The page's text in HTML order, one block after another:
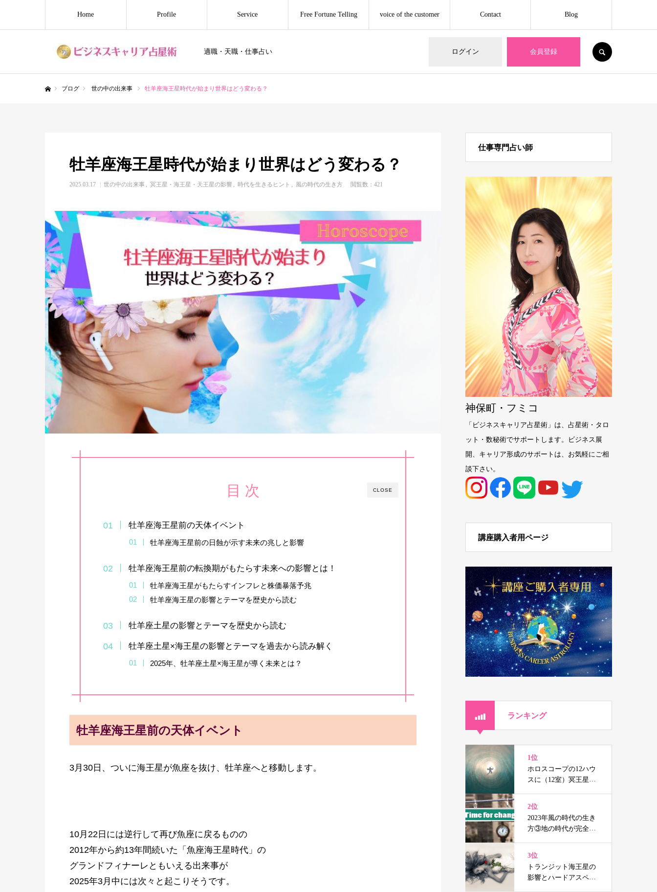
適職・天職・仕事占い ログイン 会員登録
Home Profile Service Free Fortune Telling voice of the customer Contact Blog
ブログ 世の中の出来事 牡羊座海王星時代が始まり世界はどう変わる？
牡羊座海王星時代が始まり世界はどう変わる？
2025.03.17 世の中の出来事 冥王星・海王星・天王星の影響 時代を生きるヒント 風の時代の生き方 閲覧数：421
CLOSE
目 次
牡羊座海王星前の天体イベント
牡羊座海王星前の日蝕が示す未来の兆しと影響
牡羊座海王星前の転換期がもたらす未来への影響とは！
牡羊座海王星がもたらすインフレと株価暴落予兆
牡羊座海王星の影響とテーマを歴史から読む
牡羊座土星の影響とテーマを歴史から読む
牡羊座土星×海王星の影響とテーマを過去から読み解く
2025年、牡羊座土星×海王星が導く未来とは？
牡羊座海王星前の天体イベント
3月30日、ついに海王星が魚座を抜け、牡羊座へと移動します。
10月22日には逆行して再び魚座に戻るものの
2012年から約13年間続いた「魚座海王星時代」の
グランドフィナーレともいえる出来事が
2025年3月中には次々と起こりそうです。
仕事専門占い師
神保町・フミコ
「ビジネスキャリア占星術」は、占星術・タロ
ット・数秘術でサポートします。ビジネス展
開、キャリア形成のサポートは、お気軽にご相
談下さい。
講座購入者用ページ
ランキング
1位
ホロスコープの12ハウ
スに（12室）冥王星、
2位
2023年風の時代の生き
方③地の時代が完全に
3位
トランジット海王星の
影響とハードアスペク